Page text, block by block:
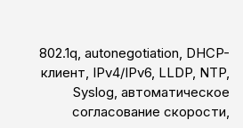
802.1q, autonegotiation, DHCP-
клиент, IPv4/IPv6, LLDP, NTP,
Syslog, автоматическое
согласование скорости,